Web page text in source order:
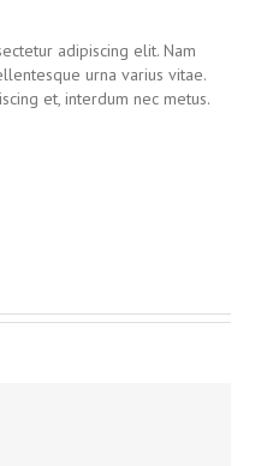
adipiscing elit. Nam
urna varius vitae.
et, interdum nec metus.